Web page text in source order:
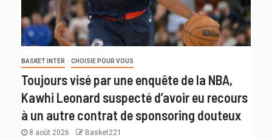
BASKET INTER CHOISIE POUR VOUS
Toujours visé par une enquête de la NBA,
Kawhi Leonard suspecté d’avoir eu recours
à un autre contrat de sponsoring douteux
8 août 2026 Basket221